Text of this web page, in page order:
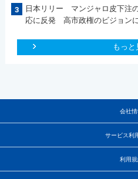
3
日本リリー マンジャロ皮下注
応に反発 高市政権のビジョン
もっと
会社情
サービス利
利用